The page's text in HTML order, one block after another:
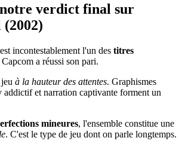
verdict final sur
incontestablement l'un des titres
Capcom a réussi son pari.
à la hauteur des attentes. Graphismes
addictif et narration captivante forment un
mineures, l'ensemble constitue une
. C'est le type de jeu dont on parle longtemps.